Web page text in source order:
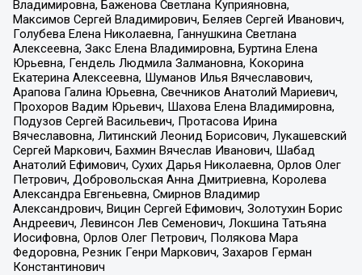
Владимировна, Баженова Светлана Куприяновна,
Максимов Сергей Владимирович, Беляев Сергей Иванович,
Голубева Елена Николаевна, Ганнушкина Светлана
Алексеевна, Закс Елена Владимировна, Буртина Елена
Юрьевна, Гендель Людмила Залмановна, Кокорина
Екатерина Алексеевна, Шуманов Илья Вячеславович,
Арапова Галина Юрьевна, Свечников Анатолий Мариевич,
Прохоров Вадим Юрьевич, Шахова Елена Владимировна,
Подузов Сергей Васильевич, Протасова Ирина
Вячеславовна, Литинский Леонид Борисович, Лукашевский
Сергей Маркович, Бахмин Вячеслав Иванович, Шабад
Анатолий Ефимович, Сухих Дарья Николаевна, Орлов Олег
Петрович, Добровольская Анна Дмитриевна, Королева
Александра Евгеньевна, Смирнов Владимир
Александрович, Вицин Сергей Ефимович, Золотухин Борис
Андреевич, Левинсон Лев Семенович, Локшина Татьяна
Иосифовна, Орлов Олег Петрович, Полякова Мара
Федоровна, Резник Генри Маркович, Захаров Герман
Константинович